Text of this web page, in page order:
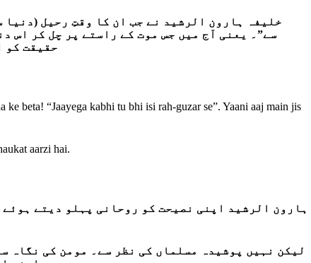
خلیفہ ہارون الرشید نے جب ان کا وقتِ رحیل
سے”۔ یعنی آج میں جس موت کے راستے پر چل کر اس
حقیقت کو
beta! “Jaayega kabhi tu bhi isi rah-guzar se”. Yaani aaj main jis
aarzi hai.
ہارون الرشید اپنی نصیحت کو روحانی پہلو دیتے
لیکن نہیں پوشیدہ مسلماں کی نظر سے۔ مومن کی نگاہ